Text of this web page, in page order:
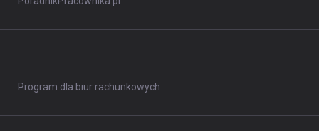
Program dla biur rachunkowych